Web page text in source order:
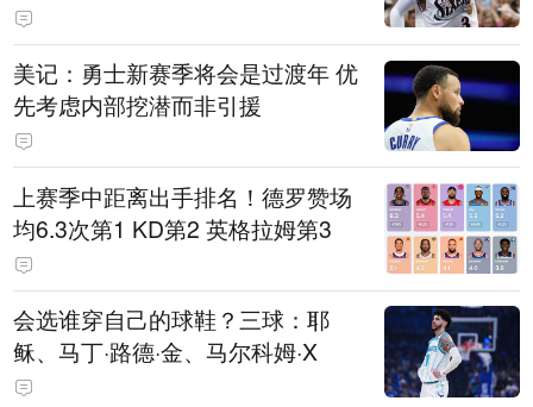
美记：勇士新赛季将会是过渡年 优
先考虑内部挖潜而非引援
上赛季中距离出手排名！德罗赞场
均6.3次第1 KD第2 英格拉姆第3
会选谁穿自己的球鞋？三球：耶
稣、马丁·路德·金、马尔科姆·X